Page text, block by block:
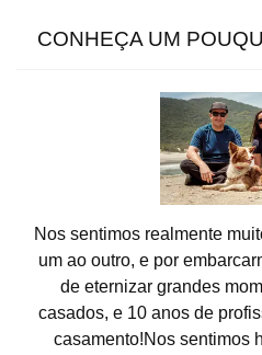
CONHEÇA UM
Nos sentimos realmente
um ao outro, e por
de eternizar grandes
casados, e 10 anos de
casamento!Nos sentimos